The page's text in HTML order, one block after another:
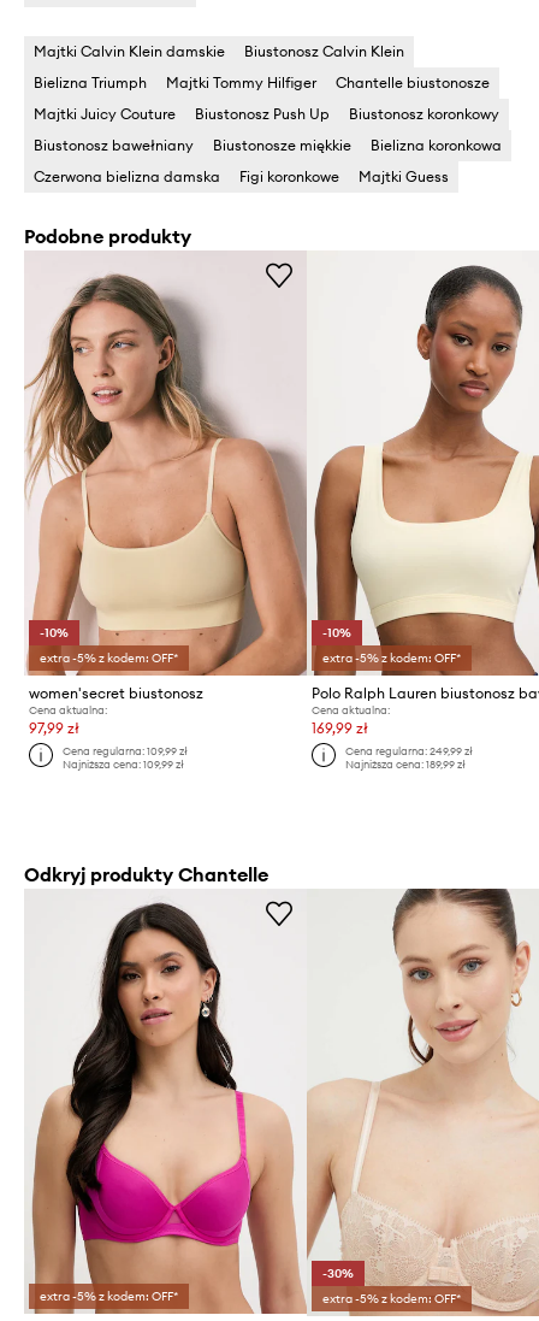
Majtki Calvin Klein damskie
Biustonosz Calvin Klein
Bielizna Triumph
Majtki Tommy Hilfiger
Chantelle biustonosze
Majtki Juicy Couture
Biustonosz Push Up
Biustonosz koronkowy
Biustonosz bawełniany
Biustonosze miękkie
Bielizna koronkowa
Czerwona bielizna damska
Figi koronkowe Majtki Guess
Podobne produkty
-10%
extra -5% z kodem: OFF*
women'secret biustonosz
Cena aktualna:
97,99 zł
Cena regularna:109,99 zł
Najniższa cena:109,99 zł
-10%
extra -5% z kodem: OFF*
Cena aktualna:
169,99 zł
Cena regularna: 249,99 zł
Najniższa cena: 189,99 zł
Odkryj produkty Chantelle
extra -5% z kodem: OFF*
-30%
extra -5% z kodem: OFF*